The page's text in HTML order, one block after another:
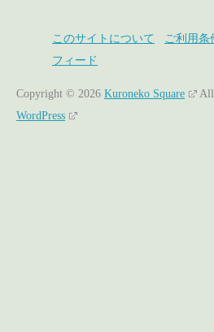
このサイトについて ご利用条
フィード
Copyright © 2026 Kuroneko Square All
WordPress